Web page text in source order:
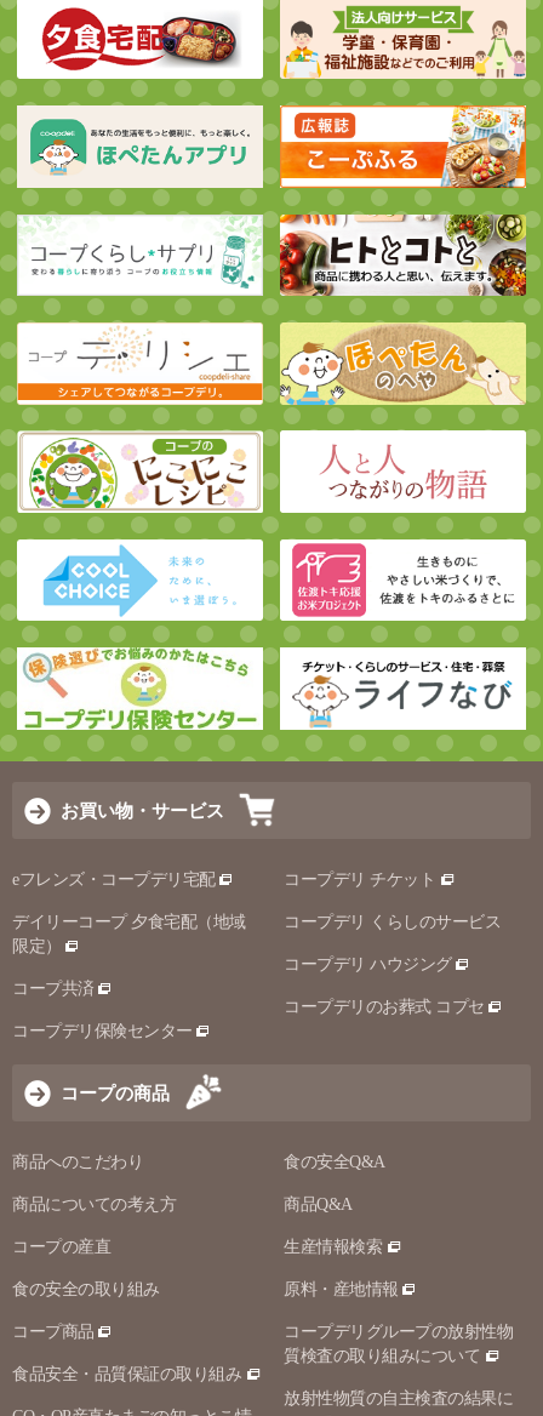
お買い物・サービス
eフレンズ・コープデリ宅配
デイリーコープ 夕食宅配（地域
限定）
コープ共済
コープデリ保険センター
コープデリ チケット
コープデリ くらしのサービス
コープデリ ハウジング
コープデリのお葬式 コプセ
コープの商品
商品へのこだわり
商品についての考え方
コープの産直
食の安全の取り組み
コープ商品
食品安全・品質保証の取り組み
食の安全Q&A
商品Q&A
生産情報検索
原料・産地情報
コープデリグループの放射性物
質検査の取り組みについて
放射性物質の自主検査の結果に